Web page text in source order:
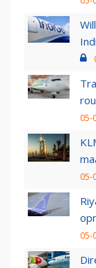
05-
05-
05-